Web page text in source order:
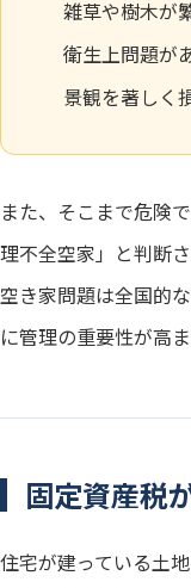
雑草や樹木が
衛生上問題が
景観を著しく
また、そこまで危険
理不全空家」と判断
空き家問題は全国的
に管理の重要性が高
固定資産税
住宅が建っている土